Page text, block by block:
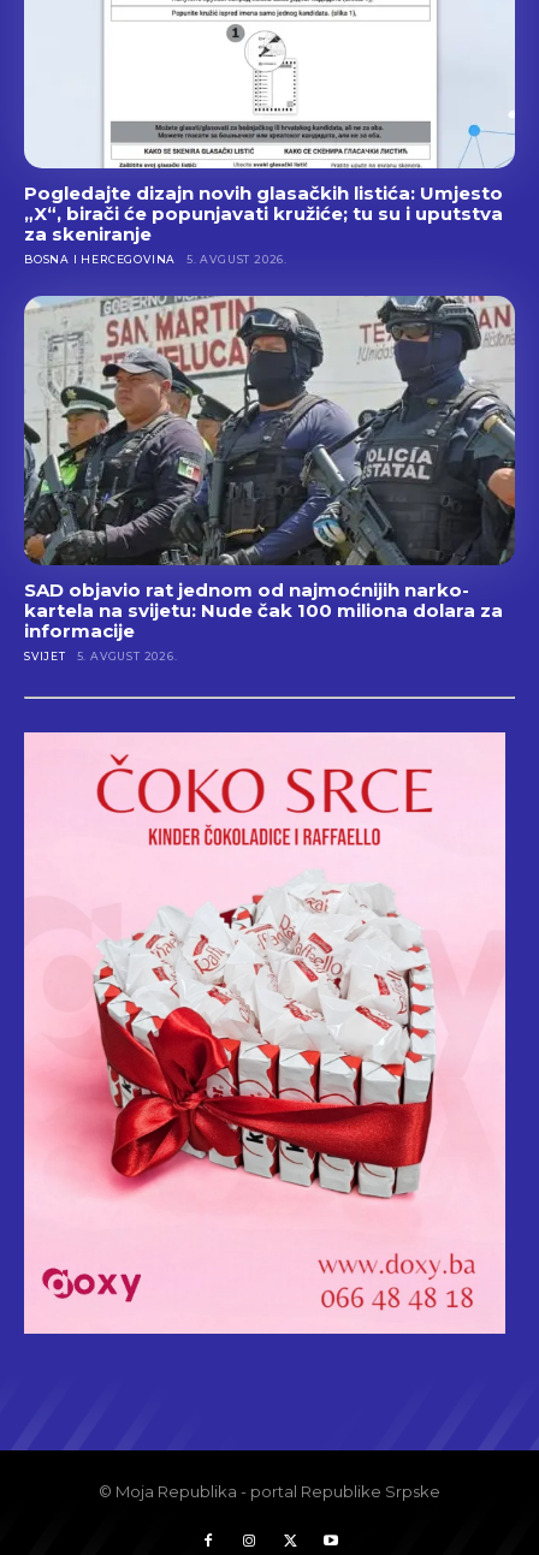
Pogledajte dizajn novih glasačkih listića: Umjesto
„X“, birači će popunjavati kružiće; tu su i uputstva
za skeniranje
BOSNA I HERCEGOVINA 5. AVGUST 2026.
SAD objavio rat jednom od najmoćnijih narko-
kartela na svijetu: Nude čak 100 miliona dolara za
informacije
SVIJET 5. AVGUST 2026.
© Moja Republika - portal Republike Srpske